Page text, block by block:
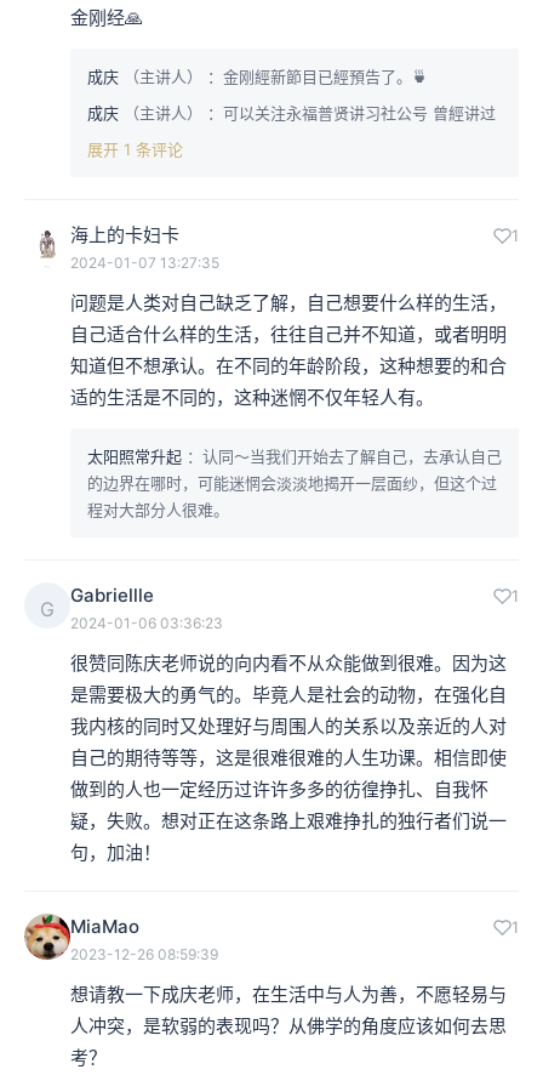
金刚经🙏
成庆 （主讲人）
：金刚經新節目已經預告了。🍵
成庆
（主讲人）
：可以关注永福普贤讲习社公号 曾經讲过
展开 1 条评论
海上的卡妇卡 1
2024-01-07 13:27:35
问题是人类对自己缺乏了解，自己想要什么样的生活，
自己适合什么样的生活，往往自己并不知道，或者明明
知道但不想承认。在不同的年龄阶段，这种想要的和合
适的生活是不同的，这种迷惘不仅年轻人有。
太阳照常升起 ：认同～当我们开始去了解自己，去承认自己
的边界在哪时，可能迷惘会淡淡地揭开一层面纱，但这个过
程对大部分人很难。
G
Gabriellle 1
2024-01-06 03:36:23
很赞同陈庆老师说的向内看不从众能做到很难。因为这
是需要极大的勇气的。毕竟人是社会的动物，在强化自
我内核的同时又处理好与周围人的关系以及亲近的人对
自己的期待等等，这是很难很难的人生功课。相信即使
做到的人也一定经历过许许多多的彷徨挣扎、自我怀
疑，失败。想对正在这条路上艰难挣扎的独行者们说一
句，加油！
MiaMao 1
2023-12-26 08:59:39
想请教一下成庆老师，在生活中与人为善，不愿轻易与
人冲突，是软弱的表现吗？从佛学的角度应该如何去思
考？